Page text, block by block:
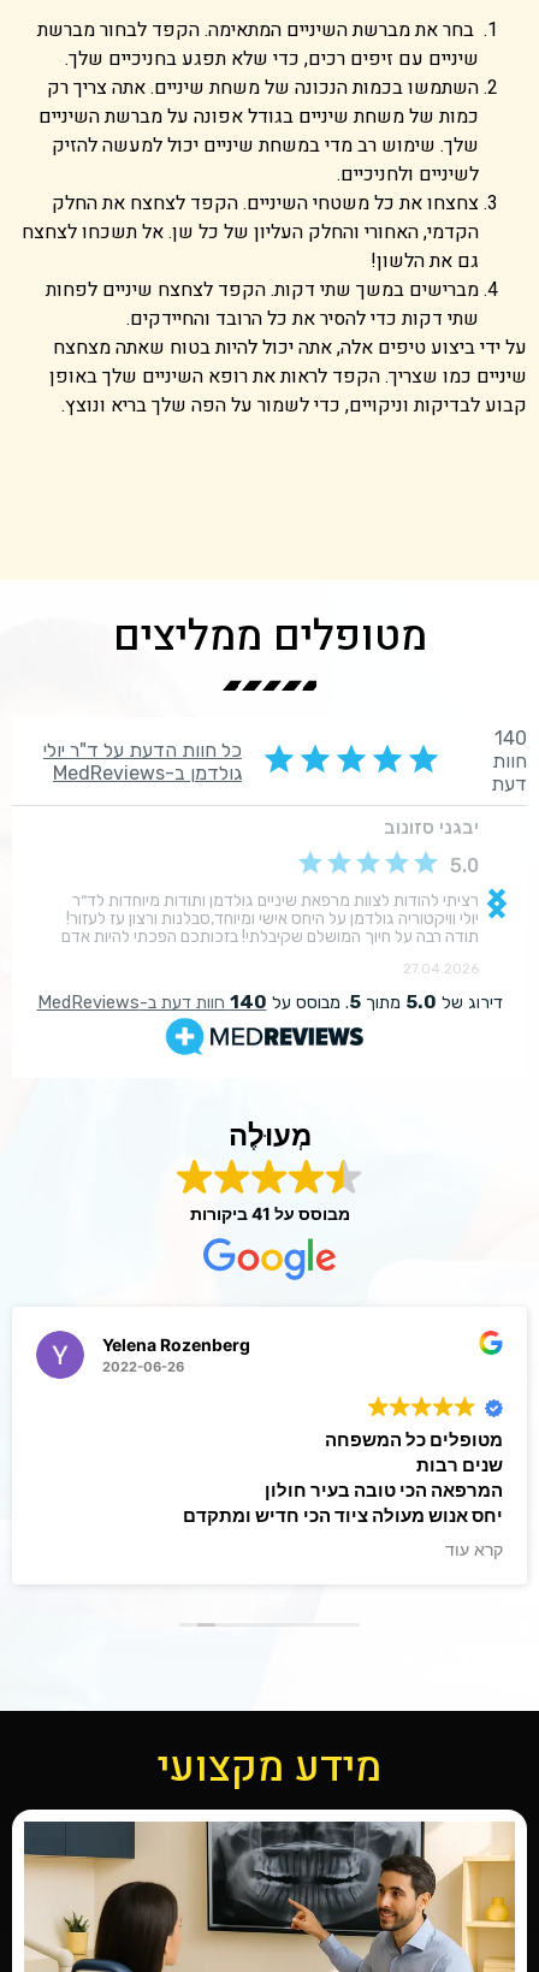
בחר את מברשת השיניים המתאימה. הקפד לבחור מברשת
שיניים עם זיפים רכים, כדי שלא תפגע בחניכיים שלך.
השתמשו בכמות הנכונה של משחת שיניים. אתה צריך רק
כמות של משחת שיניים בגודל אפונה על מברשת השיניים
שלך. שימוש רב מדי במשחת שיניים יכול למעשה להזיק
לשיניים ולחניכיים.
צחצחו את כל משטחי השיניים. הקפד לצחצח את החלק
הקדמי, האחורי והחלק העליון של כל שן. אל תשכחו לצחצח
גם את הלשון!
מברישים במשך שתי דקות. הקפד לצחצח שיניים לפחות
שתי דקות כדי להסיר את כל הרובד והחיידקים.
על ידי ביצוע טיפים אלה, אתה יכול להיות בטוח שאתה מצחצח
שיניים כמו שצריך. הקפד לראות את רופא השיניים שלך באופן
קבוע לבדיקות וניקויים, כדי לשמור על הפה שלך בריא ונוצץ.
מטופלים ממליצים
מְעוּלֶה
מבוסס על 41 ביקורות
Yelena Rozenberg
2022-06-26
מטופלים כל המשפחה
שנים רבות
המרפאה הכי טובה בעיר חולון
יחס אנוש מעולה ציוד הכי חדיש ומתקדם
הצוות מקצועי ביותר
ממליצים בחום!
קרא עוד
מידע מקצועי